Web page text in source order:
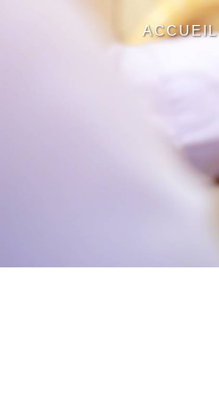
ACCUEIL
Panneau de gestion des cookies